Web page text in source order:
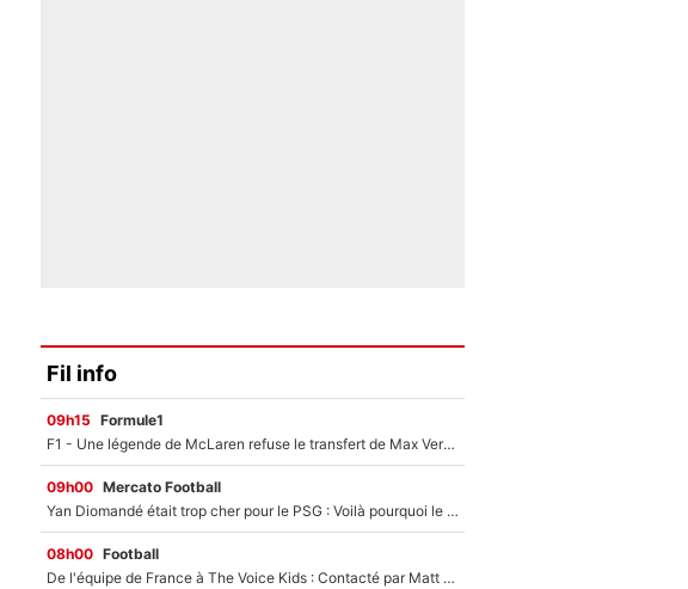
Fil info
09h15 Formule1
F1 - Une légende de McLaren refuse le transfert de Max Verstappen qui pourrait «faire des vagues» et plomber l'ambiance dans l'équipe
09h00 Mercato Football
Yan Diomandé était trop cher pour le PSG : Voilà pourquoi le Real Madrid a accepté de payer la somme record de 140M€ pour boucler son transfert !
08h00 Football
De l'équipe de France à The Voice Kids : Contacté par Matt Pokora, Kylian Mbappé a accepté de jouer un rôle inédit sur TF1 !